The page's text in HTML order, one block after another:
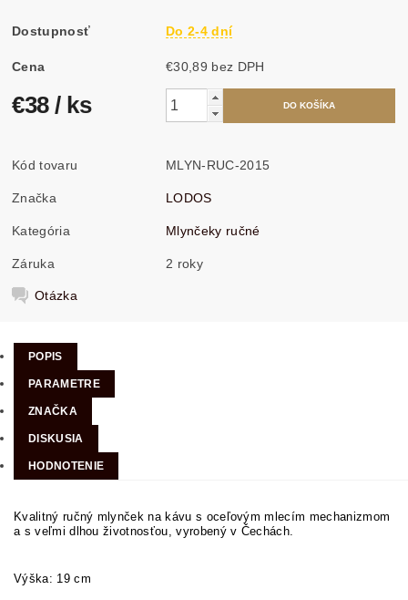
Dostupnosť Do 2-4 dní
Cena €30,89 bez DPH
€38/ ks
Kód tovaru MLYN-RUC-2015
Značka LODOS
Kategória Mlynčeky ručné
Záruka 2 roky
Otázka
POPIS
PARAMETRE
ZNAČKA
DISKUSIA
HODNOTENIE
Kvalitný ručný mlynček na kávu s oceľovým mlecím mechanizmom
a s veľmi dlhou životnosťou, vyrobený v Čechách.
Výška: 19 cm